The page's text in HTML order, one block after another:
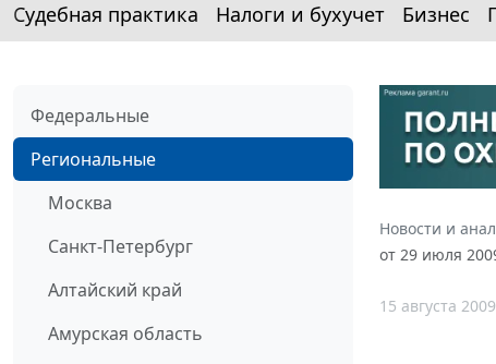
Судебная практика Налоги и бухучет Бизнес
Федеральные
Региональные
Москва
Санкт-Петербург
Алтайский край
Амурская область
Новости и
от 29 июля
15 августа 2009